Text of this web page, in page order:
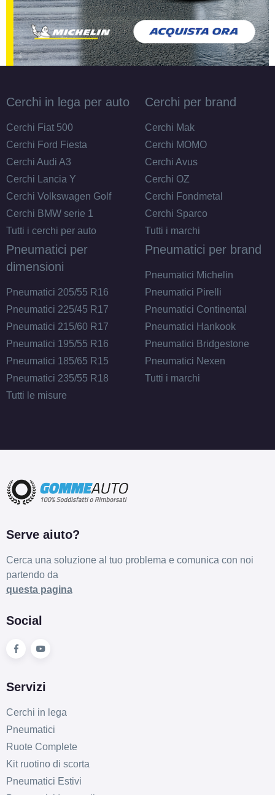
Cerchi in lega per auto
Cerchi Fiat 500
Cerchi Ford Fiesta
Cerchi Audi A3
Cerchi Lancia Y
Cerchi Volkswagen Golf
Cerchi BMW serie 1
Tutti i cerchi per auto
Cerchi per brand
Cerchi Mak
Cerchi MOMO
Cerchi Avus
Cerchi OZ
Cerchi Fondmetal
Cerchi Sparco
Tutti i marchi
Pneumatici per
dimensioni
Pneumatici 205/55 R16
Pneumatici 225/45 R17
Pneumatici 215/60 R17
Pneumatici 195/55 R16
Pneumatici 185/65 R15
Pneumatici 235/55 R18
Tutti le misure
Pneumatici per brand
Pneumatici Michelin
Pneumatici Pirelli
Pneumatici Continental
Pneumatici Hankook
Pneumatici Bridgestone
Pneumatici Nexen
Tutti i marchi
Serve aiuto?
Cerca una soluzione al tuo problema e comunica con noi
partendo da
questa pagina
Social
Servizi
Cerchi in lega
Pneumatici
Ruote Complete
Kit ruotino di scorta
Pneumatici Estivi